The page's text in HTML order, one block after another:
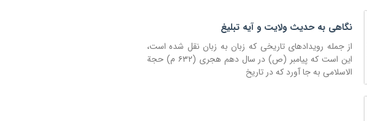
نگاهی به حدیث ولایت و آیه تبلیغ
از جمله رویدادهای تاریخی که زبان به زبان نقل شده است،
این است که پیامبر (ص) در سال دهم هجری (۶۳۲ م) حجة
الاسلامی به جا آورد که در تاریخ